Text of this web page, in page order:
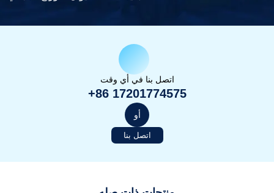
اتصل بنا في أي وقت
+86 17201774575
أو
اتصل بنا